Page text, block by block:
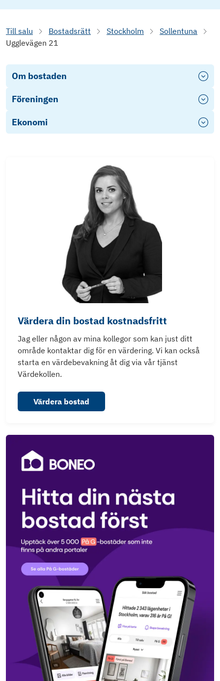
Till salu Bostadsrätt Stockholm
Sollentuna
Ugglevägen 21
Om bostaden
Föreningen
Ekonomi
Värdera din bostad kostnadsfritt
Jag eller någon av mina kollegor som kan just ditt
område kontaktar dig för en värdering. Vi kan också
starta en värdebevakning åt dig via vår tjänst
Värdekollen.
Värdera bostad